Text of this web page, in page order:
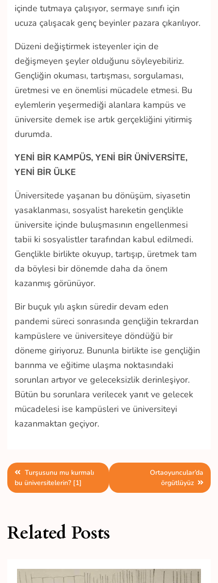
içinde tutmaya çalışıyor, sermaye sınıfı için
ucuza çalışacak genç beyinler pazara çıkarılıyor.
Düzeni değiştirmek isteyenler için de
değişmeyen şeyler olduğunu söyleyebiliriz.
Gençliğin okuması, tartışması, sorgulaması,
üretmesi ve en önemlisi mücadele etmesi. Bu
eylemlerin yeşermediği alanlara kampüs ve
üniversite demek ise artık gerçekliğini yitirmiş
durumda.
YENİ BİR KAMPÜS, YENİ BİR ÜNİVERSİTE,
YENİ BİR ÜLKE
Üniversitede yaşanan bu dönüşüm, siyasetin
yasaklanması, sosyalist hareketin gençlikle
üniversite içinde buluşmasının engellenmesi
tabii ki sosyalistler tarafından kabul edilmedi.
Gençlikle birlikte okuyup, tartışıp, üretmek tam
da böylesi bir dönemde daha da önem
kazanmış görünüyor.
Bir buçuk yılı aşkın süredir devam eden
pandemi süreci sonrasında gençliğin tekrardan
kampüslere ve üniversiteye döndüğü bir
döneme giriyoruz. Bununla birlikte ise gençliğin
barınma ve eğitime ulaşma noktasındaki
sorunları artıyor ve geleceksizlik derinleşiyor.
Bütün bu sorunlara verilecek yanıt ve gelecek
mücadelesi ise kampüsleri ve üniversiteyi
kazanmaktan geçiyor.
Yazı
gezinmesi
Turşusunu mu kurmalı
bu üniversitelerin? [1]
Ortaoyuncular’da
örgütlüyüz
Related Posts